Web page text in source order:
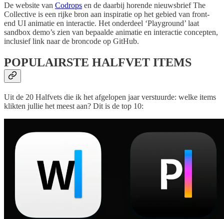
De website van Codrops en de daarbij horende nieuwsbrief The
Collective is een rijke bron aan inspiratie op het gebied van front-
end UI animatie en interactie. Het onderdeel ‘Playground’ laat
sandbox demo’s zien van bepaalde animatie en interactie concepten,
inclusief link naar de broncode op GitHub.
POPULAIRSTE HALFVET ITEMS
Uit de 20 Halfvets die ik het afgelopen jaar verstuurde: welke items
klikten jullie het meest aan? Dit is de top 10: